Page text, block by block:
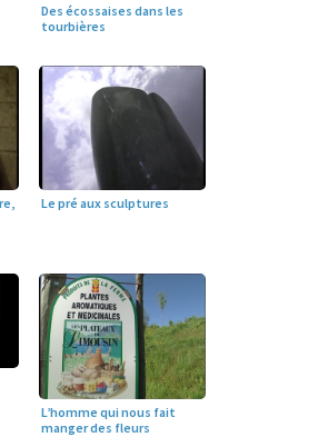
Des écossaises dans les
tourbières
Le pré aux sculptures
L’homme qui nous fait
manger des fleurs